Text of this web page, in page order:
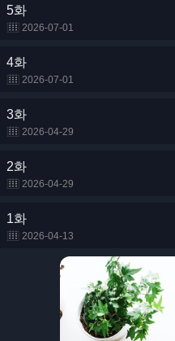
5화
2026-07-01
4화
2026-07-01
3화
2026-04-29
2화
2026-04-29
1화
2026-04-13